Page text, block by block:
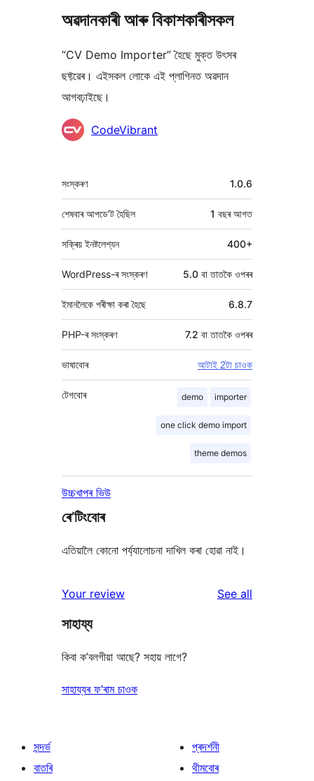
অৱদানকাৰী আৰু বিকাশকাৰীসকল
“CV Demo Importer” হৈছে মুক্ত উৎসৰ
ছফ্টৱেৰ। এইসকল লোকে এই প্লাগিনত অৱদান
আগবঢ়াইছে।
অৱদানকাৰীসকলCodeVibrant
মেটা 1.0.6
সংস্কৰণ
1 বছৰআগত
শেষবাৰ আপডে’ট হৈছিল
সক্ৰিয় ইনষ্টলেশ্যন 400+
WordPress-ৰ সংস্কৰণ 5.0 বা তাতকৈ ওপৰৰ
ইমানলৈকে পৰীক্ষা কৰা হৈছে 6.8.7
PHP-ৰ সংস্কৰণ 7.2 বা তাতকৈ ওপৰৰ
ভাষাবোৰ আটাই 2টা চাওক
demo importer
one click demo import
theme demos
টেগবোৰ
উচ্চখাপৰ ভিউ
ৰে’টিংবোৰ
এতিয়ালৈ কোনো পৰ্য্যালোচনা দাখিল কৰা হোৱা নাই।
Your review See all
সাহায্য
কিবা ক’বলগীয়া আছে? সহায় লাগে?
সাহায্যৰ ফ’ৰাম চাওক
সন্দৰ্ভ
বাতৰি
প্ৰদৰ্শনী
থীমবোৰ